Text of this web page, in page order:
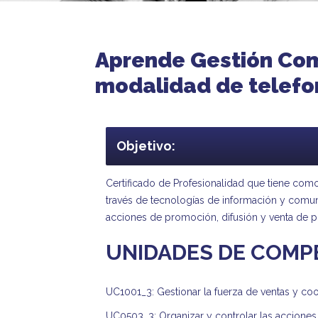
Aprende Gestión
modalidad de
Objetivo:
Certificado de Profesionalidad que tiene
través de tecnologías de información y
acciones de promoción, difusión y venta de
UNIDADES DE
UC1001_3: Gestionar la fuerza de ventas y
UC0503_3: Organizar y controlar las